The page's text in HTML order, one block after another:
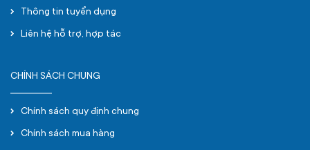
Thông tin tuyển dụng
Liên hệ hỗ trợ, hợp tác
CHÍNH SÁCH CHUNG
Chính sách quy định chung
Chính sách mua hàng